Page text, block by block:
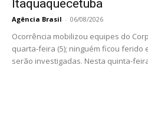
Itaquaquecetuba
Agência Brasil - 06/08/2026
Ocorrência mobilizou equipes do
quarta-feira (5); ninguém ficou ferido
serão investigadas. Nesta quinta-